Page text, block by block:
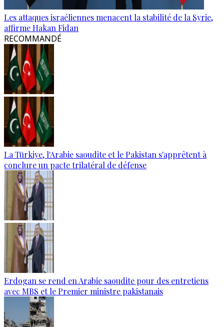
Les attaques israéliennes menacent la stabilité de la Syrie,
affirme Hakan Fidan
RECOMMANDÉ
La Türkiye, l'Arabie saoudite et le Pakistan s'apprêtent à
conclure un pacte trilatéral de défense
Erdogan se rend en Arabie saoudite pour des entretiens
avec MBS et le Premier ministre pakistanais